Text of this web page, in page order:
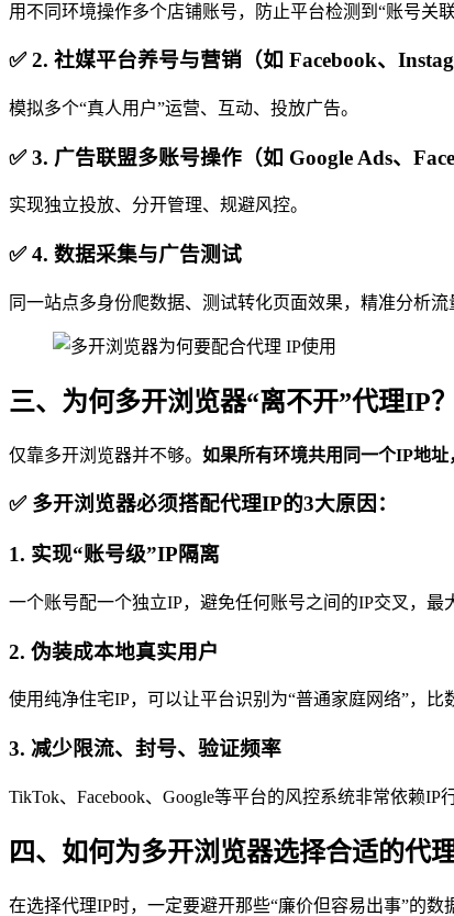
用不同环境操作多个店铺账号，防止平台检测到“账号关联
✅ 2. 社媒平台养号与营销（如 Facebook、
模拟多个“真人用户”运营、互动、投放广告。
✅ 3. 广告联盟多账号操作（如 Google Ads、
实现独立投放、分开管理、规避风控。
✅ 4. 数据采集与广告测试
同一站点多身份爬数据、测试转化页面效果，精准分析流
三、为何多开浏览器“离不开”代理IP？
仅靠多开浏览器并不够。 如果所有环境共用同一个IP地
✅ 多开浏览器必须搭配代理IP的3大原因：
1. 实现“账号级”IP隔离
一个账号配一个独立IP，避免任何账号之间的IP交叉，最
2. 伪装成本地真实用户
使用纯净住宅IP，可以让平台识别为“普通家庭网络”，比
3. 减少限流、封号、验证频率
TikTok、Facebook、Google等平台的风控系统非常依赖
四、如何为多开浏览器选择合适的代理
在选择代理IP时，一定要避开那些“廉价但容易出事”的数